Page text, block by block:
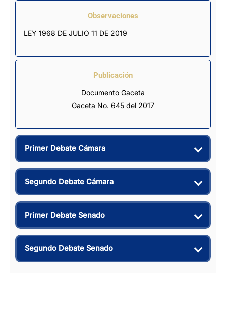
Observaciones
LEY 1968 DE JULIO 11 DE 2019
Publicación
Documento Gaceta
Gaceta No. 645 del 2017
Primer Debate Cámara
Segundo Debate Cámara
Primer Debate Senado
Segundo Debate Senado